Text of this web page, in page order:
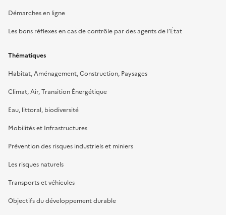
Démarches en ligne
Les bons réflexes en cas de contrôle par des agents de l’État
Thématiques
Habitat, Aménagement, Construction, Paysages
Climat, Air, Transition Énergétique
Eau, littoral, biodiversité
Mobilités et Infrastructures
Prévention des risques industriels et miniers
Les risques naturels
Transports et véhicules
Objectifs du développement durable